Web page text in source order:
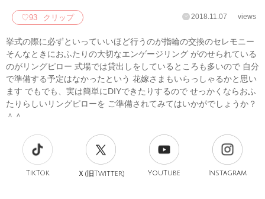
♡93 クリップ 2018.11.07 views
挙式の際に必ずといっていいほど行うのが指輪の交換のセレモニー
そんなときにおふたりの大切なエンゲージリング がのせられている
のがリングピロー 式場では貸出しをしているところも多いので 自分
で準備する予定はなかったという 花嫁さまもいらっしゃるかと思い
ます でもでも、実は簡単にDIYできたりするので せっかくならおふ
たりらしいリングピローを ご準備されてみてはいかがでしょうか？
＾＾
TikTok Ｘ(旧Twitter) YouTube Instagram